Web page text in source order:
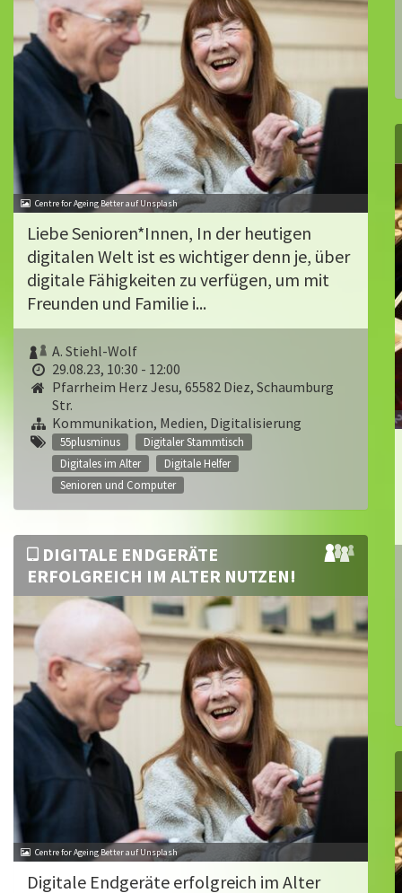
Centre for Ageing Better auf Unsplash
Liebe Senioren*Innen, In der heutigen
digitalen Welt ist es wichtiger denn je, über
digitale Fähigkeiten zu verfügen, um mit
Freunden und Familie i...
A. Stiehl-Wolf
29.08.23, 10:30 - 12:00
Pfarrheim Herz Jesu, 65582 Diez, Schaumburg
Str.
Kommunikation, Medien, Digitalisierung
55plusminus
Digitaler Stammtisch
Digitales im Alter
Digitale Helfer
Senioren und Computer
DIGITALE ENDGERÄTE
ERFOLGREICH IM ALTER NUTZEN!
Centre for Ageing Better auf Unsplash
Digitale Endgeräte erfolgreich im Alter